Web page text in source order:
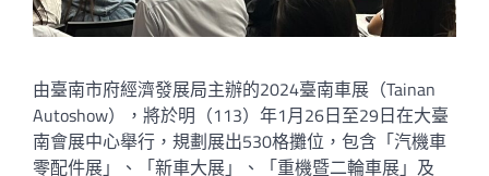
由臺南市府經濟發展局主辦的2024臺南車展（Tainan
Autoshow），將於明（113）年1月26日至29日在大臺
南會展中心舉行，規劃展出530格攤位，包含「汽機車
零配件展」、「新車大展」、「重機暨二輪車展」及